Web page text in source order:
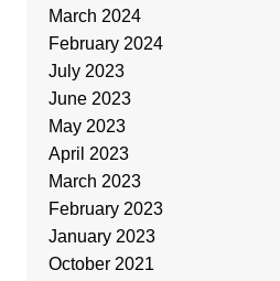
March 2024
February 2024
July 2023
June 2023
May 2023
April 2023
March 2023
February 2023
January 2023
October 2021